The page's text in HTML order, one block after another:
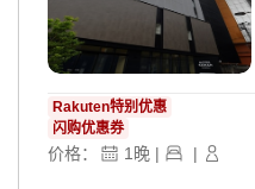
Rakuten特别优惠
闪购优惠券
价格： 1晚 | |